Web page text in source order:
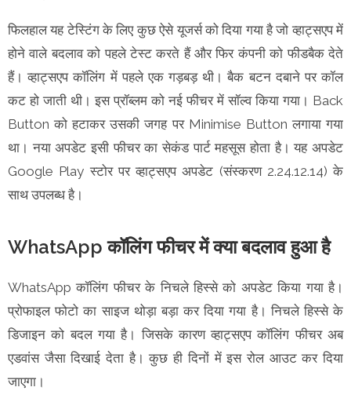
फिलहाल यह टेस्टिंग के लिए कुछ ऐसे यूजर्स को दिया गया है जो व्हाट्सएप में
होने वाले बदलाव को पहले टेस्ट करते हैं और फिर कंपनी को फीडबैक देते
हैं। व्हाट्सएप कॉलिंग में पहले एक गड़बड़ थी। बैक बटन दबाने पर कॉल
कट हो जाती थी। इस प्रॉब्लम को नई फीचर में सॉल्व किया गया। Back
Button को हटाकर उसकी जगह पर Minimise Button लगाया गया
था। नया अपडेट इसी फीचर का सेकंड पार्ट महसूस होता है। यह अपडेट
Google Play स्टोर पर व्हाट्सएप अपडेट (संस्करण 2.24.12.14) के
साथ उपलब्ध है।
WhatsApp कॉलिंग फीचर में क्या बदलाव हुआ है
WhatsApp कॉलिंग फीचर के निचले हिस्से को अपडेट किया गया है।
प्रोफाइल फोटो का साइज थोड़ा बड़ा कर दिया गया है। निचले हिस्से के
डिजाइन को बदल गया है। जिसके कारण व्हाट्सएप कॉलिंग फीचर अब
एडवांस जैसा दिखाई देता है। कुछ ही दिनों में इस रोल आउट कर दिया
जाएगा।